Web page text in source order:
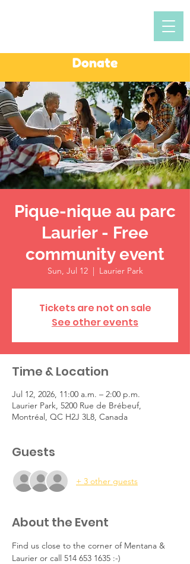
Donate
Pique-nique au parc
Laurier - Free
community event
Sun, Jul 12
  |
Laurier Park
Tickets are not on sale
See other events
Time & Location
Jul 12, 2026, 11:00 a.m. – 2:00 p.m.
Laurier Park, 5200 Rue de Brébeuf,
Montréal, QC H2J 3L8, Canada
Guests
+ 3 other guests
About the Event
Find us close to the corner of Mentana &
Laurier or call 514 653 1635 :-)